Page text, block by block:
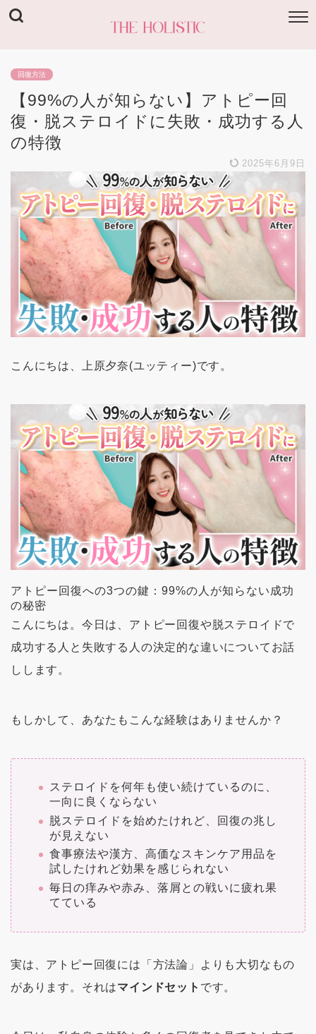
回復方法
【99%の人が知らない】アトピー回
復・脱ステロイドに失敗・成功する人
の特徴
2025年6月9日
こんにちは、上原夕奈(ユッティー)です。
アトピー回復への3つの鍵：99%の人が知らない成功
の秘密
こんにちは。今日は、アトピー回復や脱ステロイドで
成功する人と失敗する人の決定的な違いについてお話
しします。
もしかして、あなたもこんな経験はありませんか？
ステロイドを何年も使い続けているのに、
一向に良くならない
脱ステロイドを始めたけれど、回復の兆し
が見えない
食事療法や漢方、高価なスキンケア用品を
試したけれど効果を感じられない
毎日の痒みや赤み、落屑との戦いに疲れ果
てている
実は、アトピー回復には「方法論」よりも大切なもの
があります。それはマインドセット です。